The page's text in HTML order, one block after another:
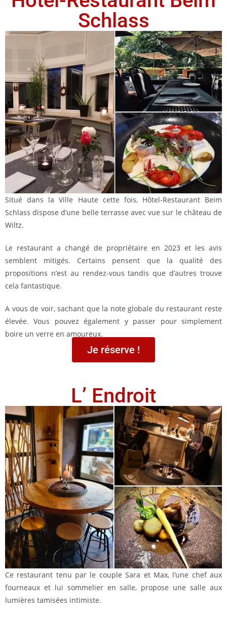
Schlass
Situé dans la Ville Haute cette fois, Hôtel-Restaurant Beim
Schlass dispose d’une belle terrasse avec vue sur le château de
Wiltz.
Le restaurant a changé de propriétaire en 2023 et les avis
semblent mitigés. Certains pensent que la qualité des
propositions n’est au rendez-vous tandis que d’autres trouve
cela fantastique.
A vous de voir, sachant que la note globale du restaurant reste
élevée. Vous pouvez également y passer pour simplement
boire un verre en amoureux.
Je réserve !
L’ Endroit
Ce restaurant tenu par le couple Sara et Max, l’une chef aux
fourneaux et lui sommelier en salle, propose une salle aux
lumières tamisées intimiste.